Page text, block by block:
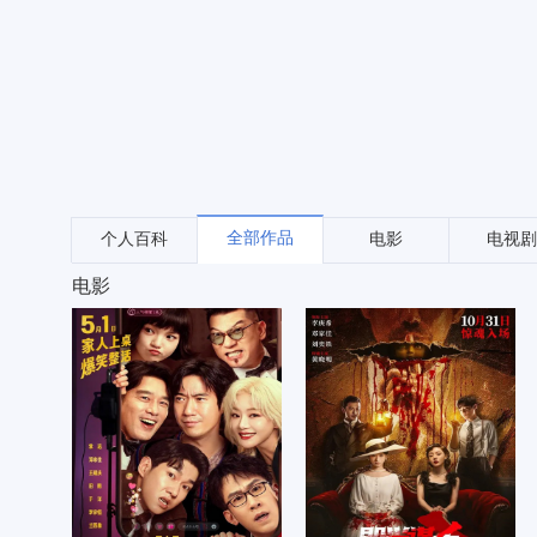
个人百科 全部作品 电影 电视剧
电影